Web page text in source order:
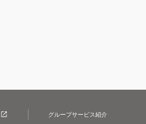
グループサービス紹介